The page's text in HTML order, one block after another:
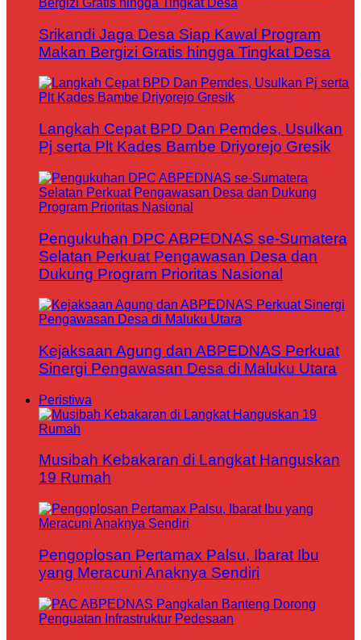
Srikandi Jaga Desa Siap Kawal Program
Makan Bergizi Gratis hingga Tingkat Desa
Langkah Cepat BPD Dan Pemdes, Usulkan
Pj serta Plt Kades Bambe Driyorejo Gresik
Pengukuhan DPC ABPEDNAS se-Sumatera
Selatan Perkuat Pengawasan Desa dan
Dukung Program Prioritas Nasional
Kejaksaan Agung dan ABPEDNAS Perkuat
Sinergi Pengawasan Desa di Maluku Utara
Peristiwa
Musibah Kebakaran di Langkat Hanguskan
19 Rumah
Pengoplosan Pertamax Palsu, Ibarat Ibu
yang Meracuni Anaknya Sendiri